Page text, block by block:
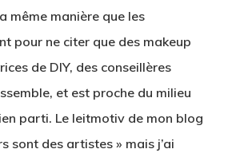
même manière que les
pour ne citer que des makeup
de DIY, des conseillères
et est proche du milieu
parti. Le leitmotiv de mon blog
sont des artistes » mais j’ai